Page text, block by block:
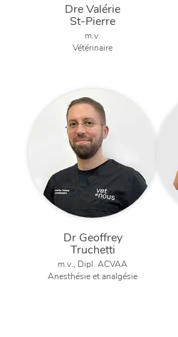
Dre Valérie
St-Pierre
m.v.
Vétérinaire
Dr Geoffrey
Truchetti
m.v., Dipl. ACVAA
Anesthésie et analgésie